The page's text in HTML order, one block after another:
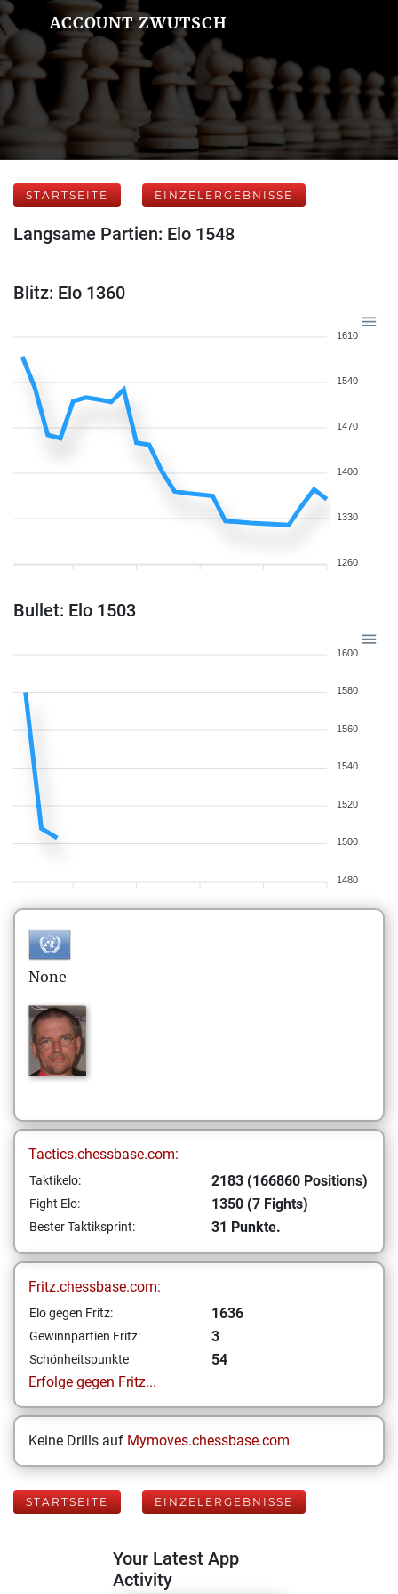
ACCOUNT ZWUTSCH
STARTSEITE EINZELERGEBNISSE
Langsame Partien: Elo 1548
Blitz: Elo 1360
1610
1540
1470
1400
1330
1260
Bullet: Elo 1503
1600
1580
1560
1540
1520
1500
1480
None
Tactics.chessbase.com:
Taktikelo: 2183 (166860 Positions)
Fight Elo: 1350 (7 Fights)
Bester Taktiksprint: 31 Punkte.
Fritz.chessbase.com:
Elo gegen Fritz: 1636
Gewinnpartien Fritz: 3
Schönheitspunkte
54
Erfolge gegen Fritz...
Keine Drills auf Mymoves.chessbase.com
STARTSEITE EINZELERGEBNISSE
Your Latest App
Activity